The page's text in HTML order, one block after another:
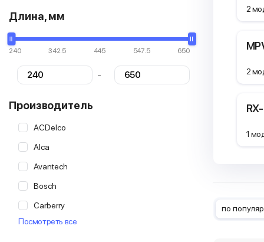
Длина, мм
240 342.5 445 547.5 650
-
Производитель
ACDelco
Alca
Avantech
Bosch
Carberry
Champion
Посмотреть все
2
2
1
по